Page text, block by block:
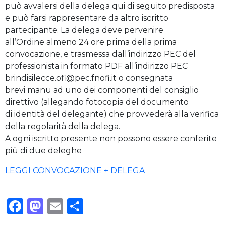
può avvalersi della delega qui di seguito predisposta
e può farsi rappresentare da altro iscritto
partecipante. La delega deve pervenire
all’Ordine almeno 24 ore prima della prima
convocazione, e trasmessa dall’indirizzo PEC del
professionista in formato PDF all’indirizzo PEC
brindisilecce.ofi@pec.fnofi.it o consegnata
brevi manu ad uno dei componenti del consiglio
direttivo (allegando fotocopia del documento
di identità del delegante) che provvederà alla verifica
della regolarità della delega.
A ogni iscritto presente non possono essere conferite
più di due deleghe
LEGGI CONVOCAZIONE + DELEGA
Facebook
Mastodon
Email